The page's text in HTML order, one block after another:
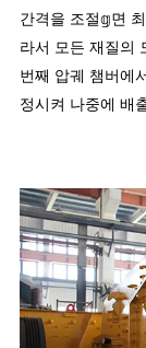
간격을 조절𝕘면
라서 모든 재질의
번째 압궤 챔버에
정시켜 나중에 배